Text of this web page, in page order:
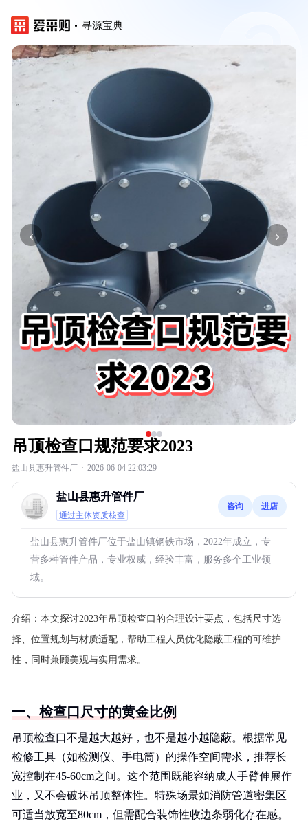
寻源宝典
‹ ›
吊顶检查口规范要求2023
盐山县惠升管件厂 · 2026-06-04 22:03:29
盐山县惠升管件厂
通过主体资质核查
咨询 进店
盐山县惠升管件厂位于盐山镇钢铁市场，2022年成立，专
营多种管件产品，专业权威，经验丰富，服务多个工业领
域。
介绍： 本文探讨2023年吊顶检查口的合理设计要点，包括尺寸选
择、位置规划与材质适配，帮助工程人员优化隐蔽工程的可维护
性，同时兼顾美观与实用需求。
一、检查口尺寸的黄金比例
吊顶检查口不是越大越好，也不是越小越隐蔽。根据常见
检修工具（如检测仪、手电筒）的操作空间需求，推荐长
宽控制在45-60cm之间。这个范围既能容纳成人手臂伸展作
业，又不会破坏吊顶整体性。特殊场景如消防管道密集区
可适当放宽至80cm，但需配合装饰性收边条弱化存在感。